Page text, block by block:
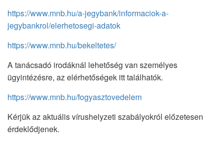
https://www.mnb.hu/a-jegybank/informaciok-a-
jegybankrol/elerhetosegi-adatok
https://www.mnb.hu/bekeltetes/
A tanácsadó irodáknál lehetőség van személyes
ügyintézésre, az elérhetőségek itt találhatók.
https://www.mnb.hu/fogyasztovedelem
Kérjük az aktuális vírushelyzeti szabályokról előzetesen
érdeklődjenek.